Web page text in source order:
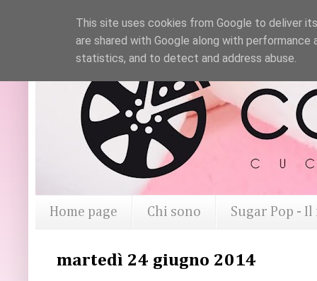
Home page Chi sono Sugar Pop -
martedì 24 giugno 2014
This site uses cookies from Google to deliver
are shared with Google along with
statistics, and to detect and address abuse.